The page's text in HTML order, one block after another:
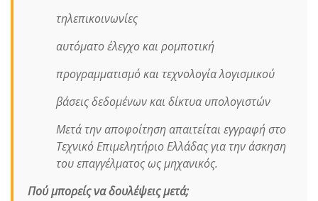
τηλεπικοινωνίες
αυτόματο έλεγχο και ρομποτική
προγραμματισμό και τεχνολογία λογισμικού
βάσεις δεδομένων και δίκτυα υπολογιστών
Μετά την αποφοίτηση απαιτείται εγγραφή στο
Τεχνικό Επιμελητήριο Ελλάδας για την άσκηση
του επαγγέλματος ως μηχανικός.
Πού μπορείς να δουλέψεις μετά;